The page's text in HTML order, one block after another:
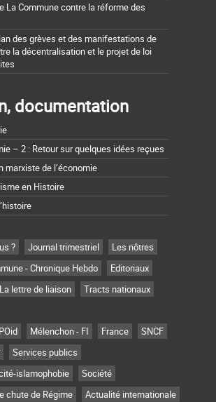
La Commune contre la réforme des
des grèves et des manifestations de
la décentralisation et le projet de loi
documentation
– 2 : Retour sur quelques idées reçues
marxiste de l’économie
en Histoire
? Journal trimestriel
Les nôtres
- Chronique Hebdo
Editoriaux
La lettre de liaison
Tracts nationaux
Mélenchon - FI France
SNCF
Services publics
islamophobie
Société
chute de Régime
Actualité internationale